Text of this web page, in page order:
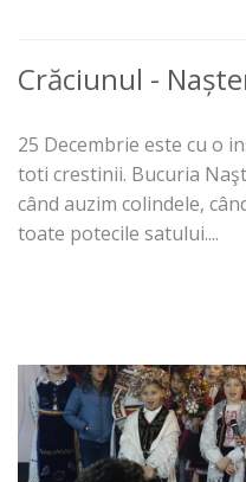
Crăciunul -
25 Decembrie este cu o
toti crestinii. Bucuria
când auzim colindele,
toate potecile satului....